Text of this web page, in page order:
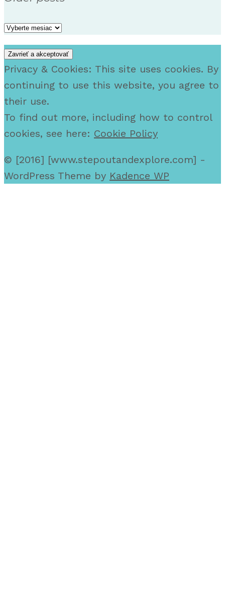
Older
posts
Privacy & Cookies: This site uses cookies. By
continuing to use this website, you agree to
their use.
To find out more, including how to control
cookies, see here: Cookie Policy
© [2016] [www.stepoutandexplore.com] -
WordPress Theme by Kadence WP